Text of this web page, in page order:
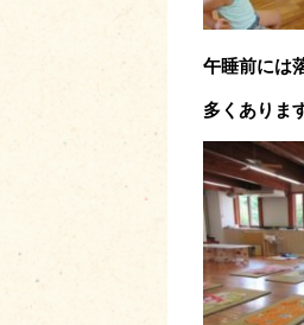
午睡前には
多くありま